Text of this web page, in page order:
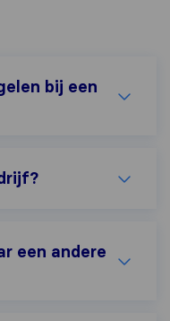
bij een
een andere